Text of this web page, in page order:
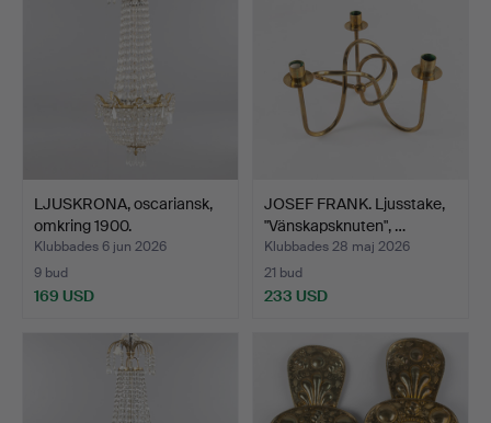
LJUSKRONA, oscariansk,
omkring 1900.
Klubbades 6 jun 2026
9 bud
169 USD
JOSEF FRANK. Ljusstake,
"Vänskapsknuten", …
Klubbades 28 maj 2026
21 bud
233 USD